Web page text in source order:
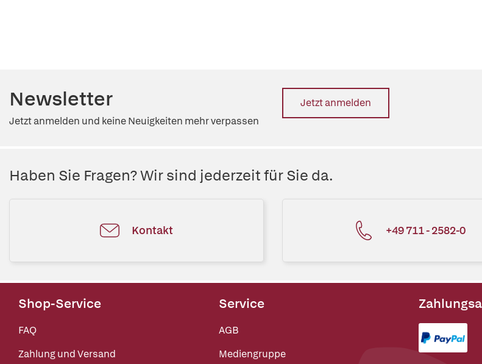
Newsletter
Jetzt anmelden und keine Neuigkeiten mehr verpassen
Jetzt anmelden
Haben Sie Fragen? Wir sind jederzeit für Sie da.
Kontakt +49 711 - 2582-0
Shop-Service
FAQ
Zahlung und Versand
Service
AGB
Mediengruppe